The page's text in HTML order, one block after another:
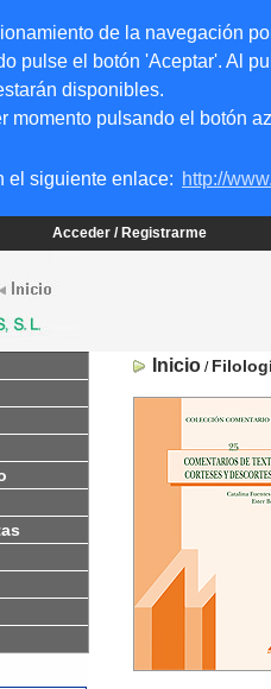
de la navegación
pulse el botón 'Aceptar'. Al
disponibles.
momento pulsando el botón
el siguiente enlace: http://
Acceder / Registrarme
Inicio /